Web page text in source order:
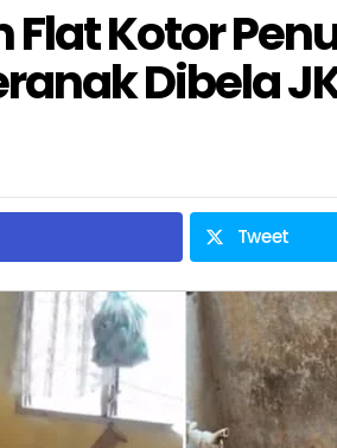
Flat Kotor
Dibela
Tweet